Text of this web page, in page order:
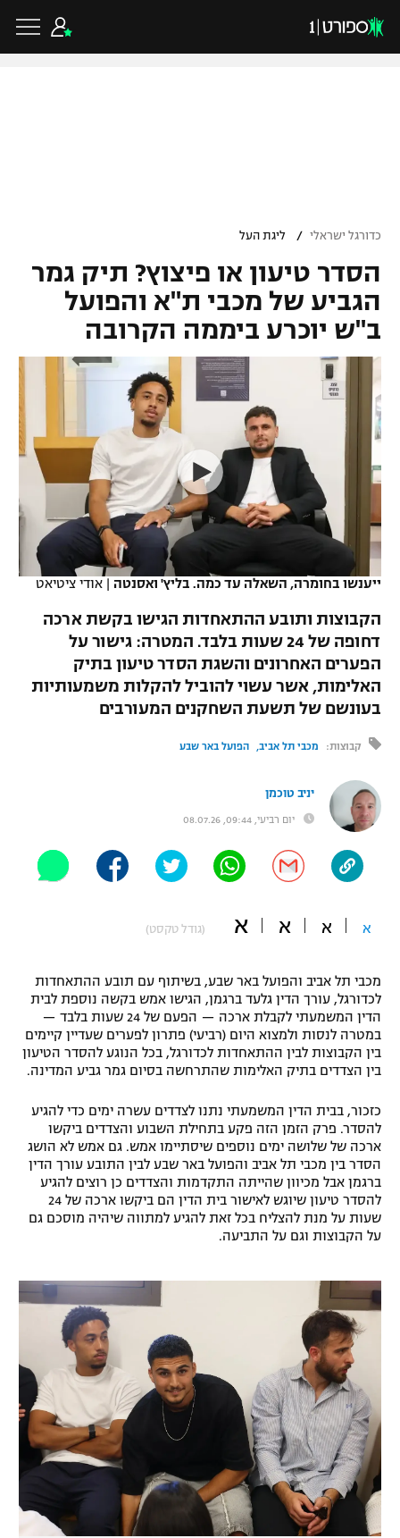
VOD
רץ ברשת
תוצאות
לוח שידורים
ברחבה
"מחצית בשכונה" – פודקאסט
משתתפים וזוכים בפרסים
תקנון משתתפים וזוכים בפרסים
תקנון עבור פעילות אלקטרה
תקנון עבור פעילות ספורט 1 – "מרלן"
גיימינג E-Sports
תנאי שימוש
מדיניות פרטיות
תקנון פעילות ספורט 1
רשיון להקרנה פומבית לבית עסק
לוח דרושים – ג'ובנט
תגיות
המגזין
גביע הטוטו
ליגיונרים
גביע המדינה
נבחרת ישראל
מכבי חיפה
בית"ר ירושלים
מכבי תל אביב
הפועל תל אביב
הפועל חיפה
הפועל באר שבע
ליגת האלופות
ליגה אירופית
ליגה אנגלית
ליגה גרמנית
ליגה ספרדית
ליגה איטלקית
ליגה צרפתית
ליגה הולנדית
ליגה טורקית
ליגה ברזילאית
ליגות נוספות
כדורסל ישראלי
ליגת ווינר סל
ליגה לאומית
כדורסל נשים
מכבי תל אביב
הפועל חולון
הפועל ירושלים
דני אבדיה
כדורסל עולמי
NBA
יורוליג
יורוקאפ
ענפים נוספים
טניס
כדורעף
שחייה
ג'ודו
אגרוף
ספורט אולימפי
UFC
היאבקות WWE
ספורט מוטורי
כדורמים
בייסבול MLB
ספורט אתגרי ואקסטרים
גיימינג E-Sports
כדורגל ישראלי / ליגת העל
הסדר טיעון או פיצוץ? תיק גמר
הגביע של מכבי ת"א והפועל
ב"ש יוכרע ביממה הקרובה
ייענשו בחומרה, השאלה עד כמה. בליץ' ואסנטה | אודי ציטיאט
הקבוצות ותובע ההתאחדות הגישו בקשת ארכה
דחופה של 24 שעות בלבד. המטרה: גישור על
הפערים האחרונים והשגת הסדר טיעון בתיק
האלימות, אשר עשוי להוביל להקלות משמעותיות
בעונשם של תשעת השחקנים המעורבים
קבוצות: מכבי תל אביב הפועל באר שבע
יניב טוכמן
יום רביעי, 09:44, 08.07.26
א א א א (גודל טקסט)
מכבי תל אביב והפועל באר שבע, בשיתוף עם תובע ההתאחדות
לכדורגל, עורך הדין גלעד ברגמן, הגישו אמש בקשה נוספת לבית
הדין המשמעתי לקבלת ארכה — הפעם של 24 שעות בלבד —
במטרה לנסות ולמצוא היום (רביעי) פתרון לפערים שעדיין קיימים
בין הקבוצות לבין ההתאחדות לכדורגל, בכל הנוגע להסדר הטיעון
בין הצדדים בתיק האלימות שהתרחשה בסיום גמר גביע המדינה.
כזכור, בבית הדין המשמעתי נתנו לצדדים עשרה ימים כדי להגיע
להסדר. פרק הזמן הזה פקע בתחילת השבוע והצדדים ביקשו
ארכה של שלושה ימים נוספים שיסתיימו אמש. גם אמש לא הושג
הסדר בין מכבי תל אביב והפועל באר שבע לבין התובע עורך הדין
ברגמן אבל מכיוון שהייתה התקדמות והצדדים כן רוצים להגיע
להסדר טיעון שיוגש לאישור בית הדין הם ביקשו ארכה של 24
שעות על מנת להצליח בכל זאת להגיע למתווה שיהיה מוסכם גם
על הקבוצות וגם על התביעה.